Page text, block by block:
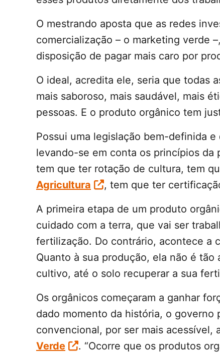
O mestrando aposta que as redes
comercialização – o marketing verde
disposição de pagar mais caro por
O ideal, acredita ele, seria que todas
mais saboroso, mais saudável, mais
pessoas. E o produto orgânico tem
Possui uma legislação bem-definida
levando-se em conta os princípios da
tem que ter rotação de cultura, tem
Agricultura
, tem que ter
A primeira etapa de um produto
cuidado com a terra, que vai ser
fertilização. Do contrário, acontece a
Quanto à sua produção, ela não é
cultivo, até o solo recuperar a sua
Os orgânicos começaram a ganhar
dado momento da história, o governo
convencional, por ser mais acessível,
Verde
. “Ocorre que os produtos